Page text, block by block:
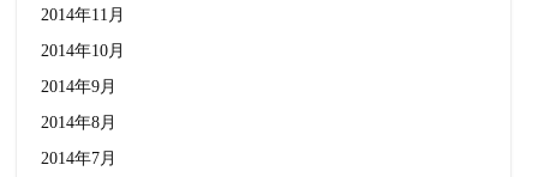
2014年11月
2014年10月
2014年9月
2014年8月
2014年7月